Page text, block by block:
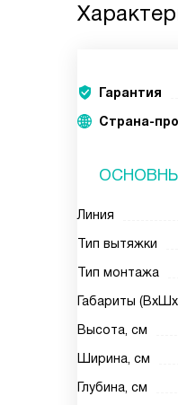
Гарантия
Страна-
Линия
Тип вытяжки
Тип монтажа
Габариты
Высота, см
Ширина, см
Глубина, см